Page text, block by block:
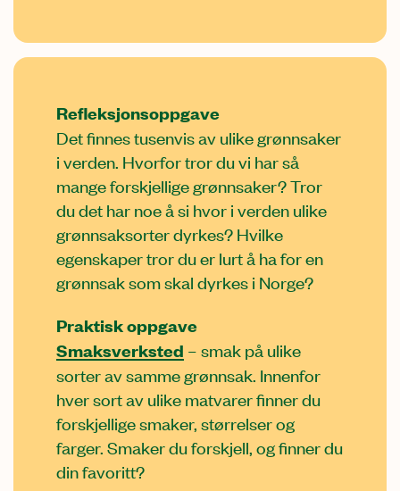
Refleksjonsoppgave
Det finnes tusenvis av ulike grønnsaker
i verden. Hvorfor tror du vi har så
mange forskjellige grønnsaker? Tror
du det har noe å si hvor i verden ulike
grønnsaksorter dyrkes? Hvilke
egenskaper tror du er lurt å ha for en
grønnsak som skal dyrkes i Norge?
Praktisk oppgave
Smaksverksted – smak på ulike
sorter av samme grønnsak. Innenfor
hver sort av ulike matvarer finner du
forskjellige smaker, størrelser og
farger. Smaker du forskjell, og finner du
din favoritt?